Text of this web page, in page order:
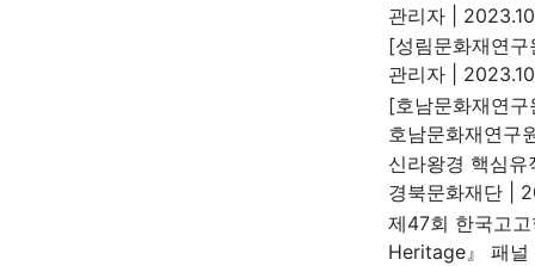
관리자
[성림문화재연
관리자
[호남문화재연
호남문화재연구
신라왕경 핵심
경북문화재단
제47회 한국고
Heritage』 패널